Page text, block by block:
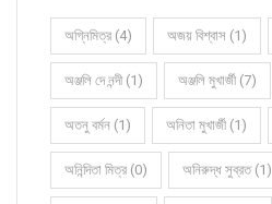
অগ্নিমিত্র (4) অজয় বিশ্বাস (1)
অঞ্জলি দে নন্দী (1) অঞ্জলি মুখার্জী (7)
অতনু বর্মন (1) অনিতা মুখার্জী (1)
অনিন্দিতা মিত্র (0) অনিরুদ্ধ সুব্রত (1)